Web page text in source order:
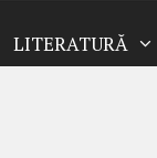
LITERATURĂ